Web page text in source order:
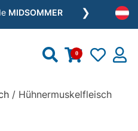
MIDSOMMER ❯
0
/ Hühnermuskelfleisch